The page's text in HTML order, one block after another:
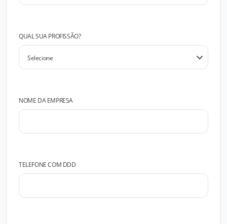
QUAL SUA PROFISSÃO?
NOME DA EMPRESA
TELEFONE COM DDD